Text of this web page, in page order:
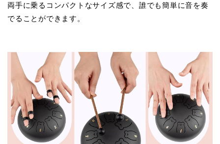
両手に乗るコンパクトなサイズ感で、誰でも簡単に音を奏
でることができます。